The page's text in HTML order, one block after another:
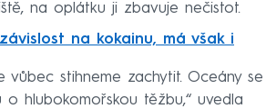
na oplátku ji zbavuje nečistot.
na kokainu, má však i
vůbec stihneme zachytit. Oceány se
hlubokomořskou těžbu,“ uvedla